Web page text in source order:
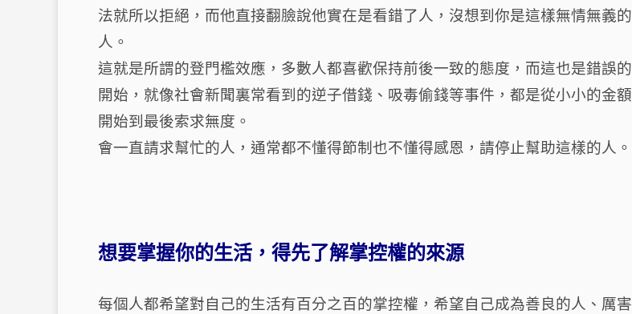
法就所以拒絕，而他直接翻臉說他實在是看錯了人，沒想到你是這樣無情無義的
人。
這就是所謂的登門檻效應，多數人都喜歡保持前後一致的態度，而這也是錯誤的
開始，就像社會新聞裏常看到的逆子借錢、吸毒偷錢等事件，都是從小小的金額
開始到最後索求無度。
會一直請求幫忙的人，通常都不懂得節制也不懂得感恩，請停止幫助這樣的人。
想要掌握你的生活，得先了解掌控權的來源
每個人都希望對自己的生活有百分之百的掌控權，希望自己成為善良的人、厲害